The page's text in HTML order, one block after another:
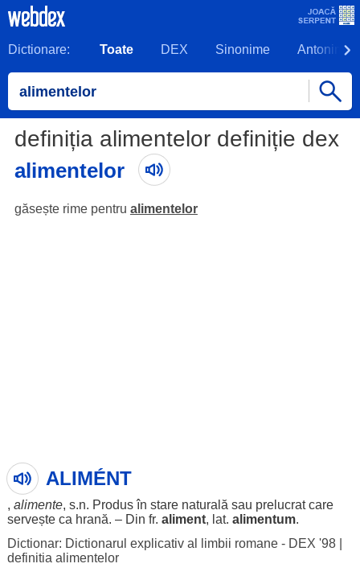
Dictionare: Toate DEX Sinonime Antonime
definiția alimentelor definiție dex
alimentelor
găsește rime pentru alimentelor
ALIMÉNT
, alimente, s.n. Produsîn stare naturală sau prelucratcare
serveșteca hrană. – Din fr. aliment, lat. alimentum.
Dictionar: Dictionarul explicativ al limbii romane - DEX '98|
definitia alimentelor